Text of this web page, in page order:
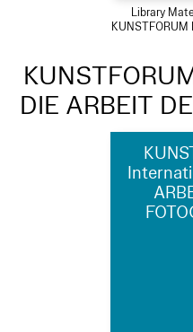
Library
DIE ARBEIT